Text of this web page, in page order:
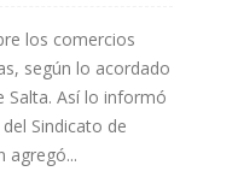
los comercios
según lo acordado
Salta. Así lo informó
Sindicato de
agregó...